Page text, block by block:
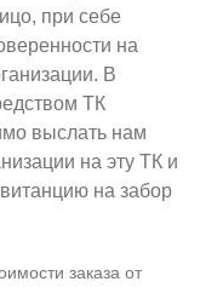
при себе
на
В
ТК
выслать нам
на эту ТК и
на забор
заказа от